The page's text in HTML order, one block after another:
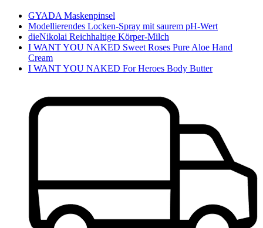
GYADA Maskenpinsel
Modellierendes Locken-Spray mit saurem pH-Wert
dieNikolai Reichhaltige Körper-Milch
I WANT YOU NAKED Sweet Roses Pure Aloe Hand
Cream
I WANT YOU NAKED For Heroes Body Butter